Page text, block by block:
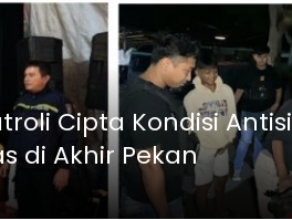
Cipta Kondisi
di Akhir Pekan